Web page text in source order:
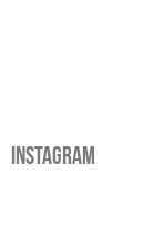
Instagram